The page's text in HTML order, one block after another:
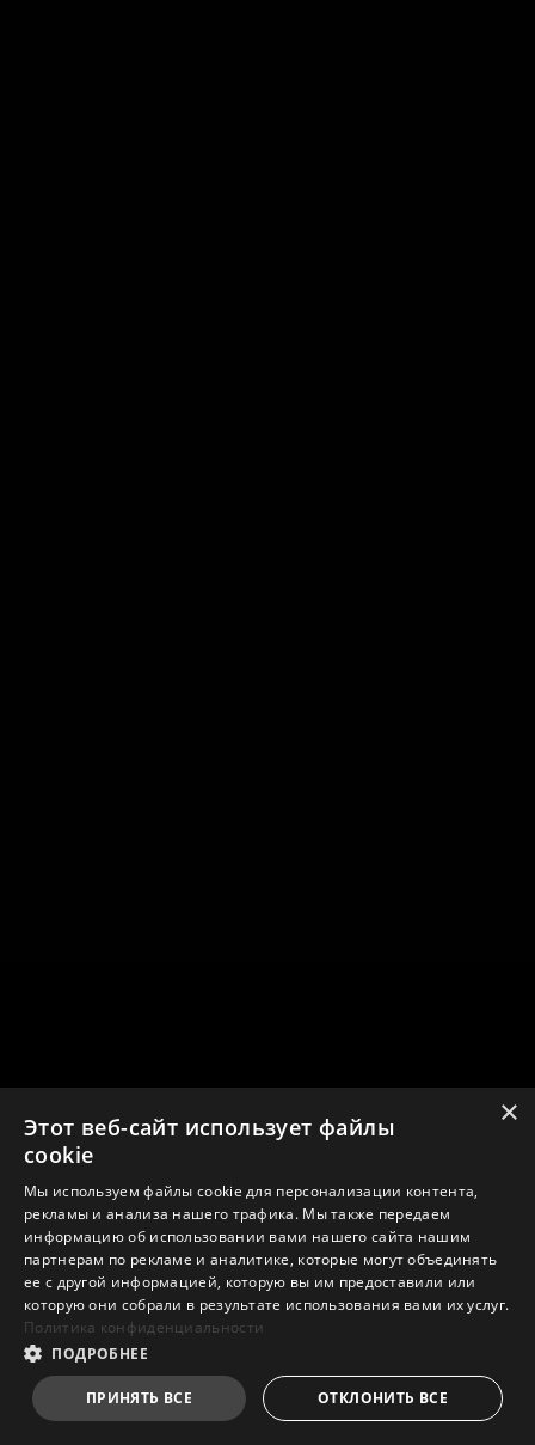
×
Этот веб-сайт использует файлы
cookie
Мы используем файлы cookie для персонализации контента,
рекламы и анализа нашего трафика. Мы также передаем
информацию об использовании вами нашего сайта нашим
партнерам по рекламе и аналитике, которые могут объединять
ее с другой информацией, которую вы им предоставили или
которую они собрали в результате использования вами их услуг.
Политика конфиденциальности
ПОДРОБНЕЕ
ПРИНЯТЬ ВСЕ ОТКЛОНИТЬ ВСЕ